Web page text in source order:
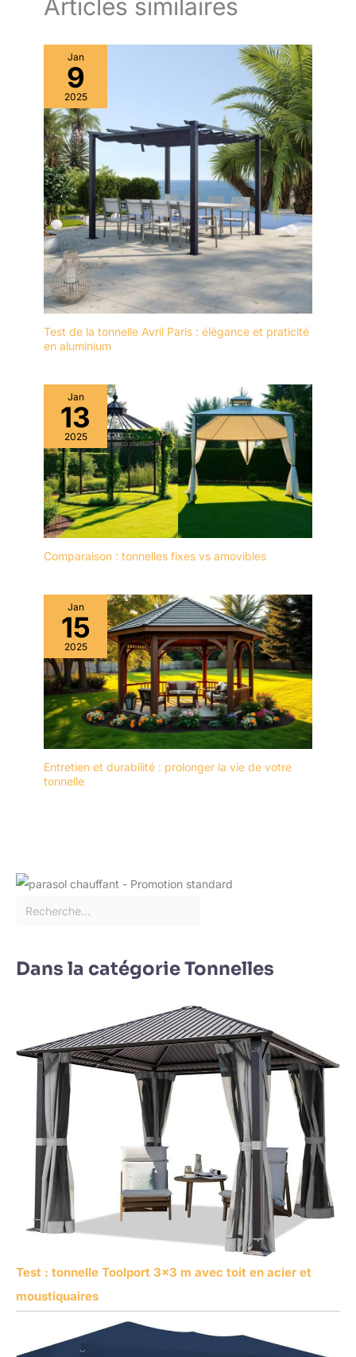
d'espace sous le toit que les
réglage de hauteur en 3
positions, permettant un
ajustement facile. Ses
dimensions repliées sont de
120×23×21cm, ce qui le rend
facile à transporter, et il
constitue le choix idéal pour
des activités extérieures comme
les rassemblements.
Articles similaires
Jan
9
2025
Test de la tonnelle Avril Paris : élégance et praticité
en aluminium
Jan
13
2025
Comparaison : tonnelles fixes vs amovibles
Jan
15
2025
Entretien et durabilité : prolonger la vie de votre
tonnelle
Dans la catégorie Tonnelles
Test : tonnelle Toolport 3×3 m avec toit en acier et
moustiquaires